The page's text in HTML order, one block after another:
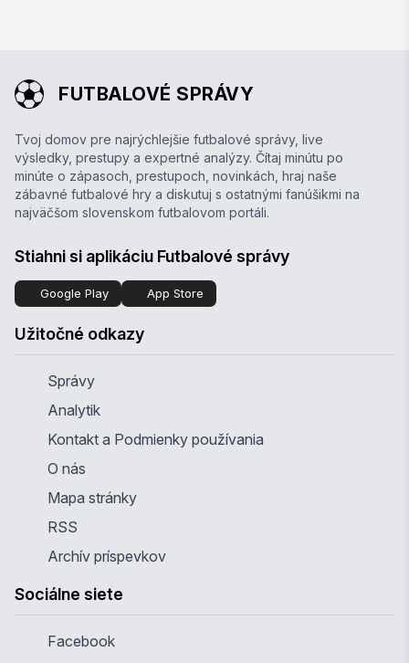
FUTBALOVÉ SPRÁVY
Tvoj domov pre najrýchlejšie futbalové správy, live
výsledky, prestupy a expertné analýzy. Čítaj minútu po
minúte o zápasoch, prestupoch, novinkách, hraj naše
zábavné futbalové hry a diskutuj s ostatnými fanúšikmi na
najväčšom slovenskom futbalovom portáli.
Stiahni si aplikáciu Futbalové správy
Google Play App Store
Užitočné odkazy
Správy
Analytik
Kontakt a Podmienky používania
O nás
Mapa stránky
RSS
Archív príspevkov
Sociálne siete
Facebook